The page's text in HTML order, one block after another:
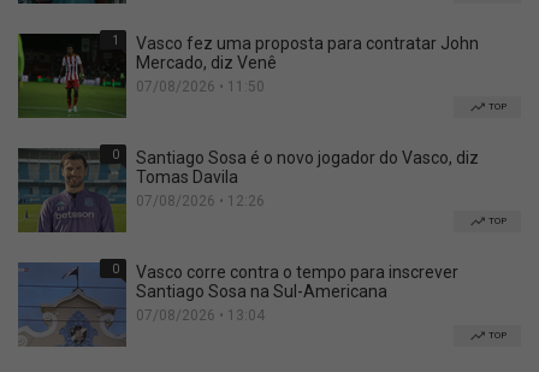
1
Vasco fez uma proposta para contratar John
Mercado, diz Venê
07/08/2026 • 11:50
TOP
0
Santiago Sosa é o novo jogador do Vasco, diz
Tomas Davila
07/08/2026 • 12:26
TOP
0
Vasco corre contra o tempo para inscrever
Santiago Sosa na Sul-Americana
07/08/2026 • 13:04
TOP